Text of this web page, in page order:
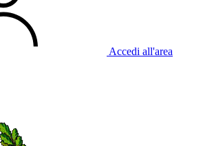
Accedi all'area